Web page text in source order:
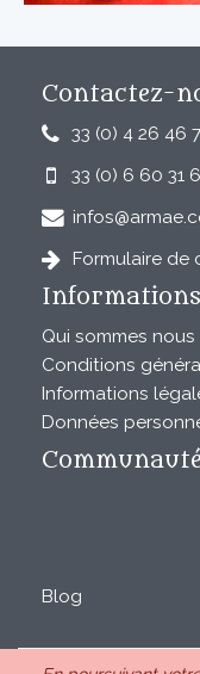
Contactez-
33 (0) 4 26 46
33 (0) 6 60 31
Formulaire de
Informations
Qui sommes nous
Conditions
Informations
Données
Communauté
Blog